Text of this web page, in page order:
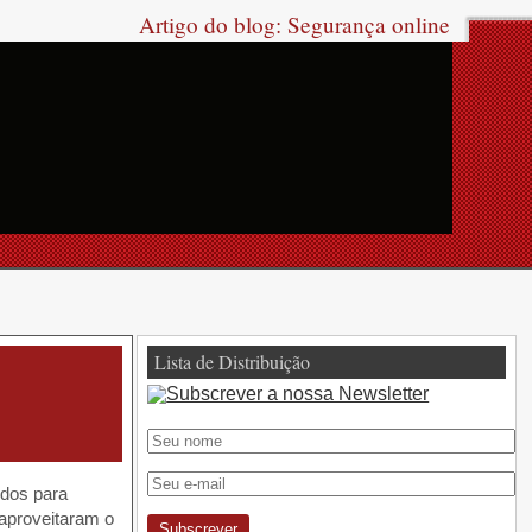
Artigo do blog: Segurança online
para
o
Lista de Distribuição